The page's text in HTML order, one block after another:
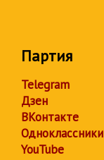
Партия
Telegram
Дзен
ВКонтакте
Одноклассники
YouTube